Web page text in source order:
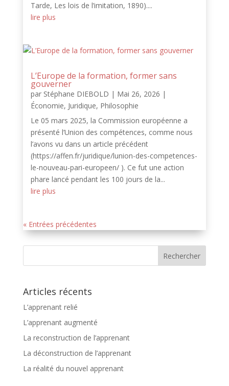
Tarde, Les lois de l’imitation, 1890)....
lire plus
L’Europe de la formation, former sans
gouverner
par Stéphane DIEBOLD | Mai 26, 2026 |
Économie, Juridique, Philosophie
Le 05 mars 2025, la Commission européenne a
présenté l’Union des compétences, comme nous
l’avons vu dans un article précédent
(https://affen.fr/juridique/lunion-des-competences-
le-nouveau-pari-europeen/ ). Ce fut une action
phare lancé pendant les 100 jours de la...
lire plus
« Entrées précédentes
Articles récents
L’apprenant relié
L’apprenant augmenté
La reconstruction de l’apprenant
La déconstruction de l’apprenant
La réalité du nouvel apprenant